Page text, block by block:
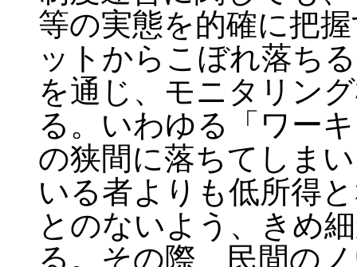
等の実態を的確に把
ットからこぼれ落ち
を通じ、モニタリン
る。いわゆる「ワー
の狭間に落ちてしま
いる者よりも低所得
とのないよう、きめ
る。その際、民間の